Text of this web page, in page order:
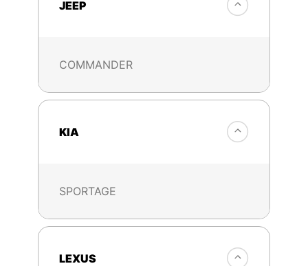
JEEP
COMMANDER
KIA
SPORTAGE
LEXUS